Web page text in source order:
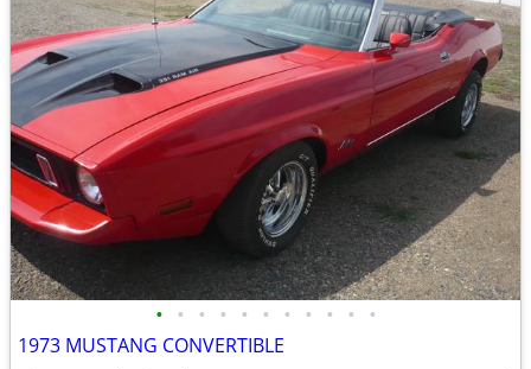
• • • • • • • • • • •
1973 MUSTANG CONVERTIBLE